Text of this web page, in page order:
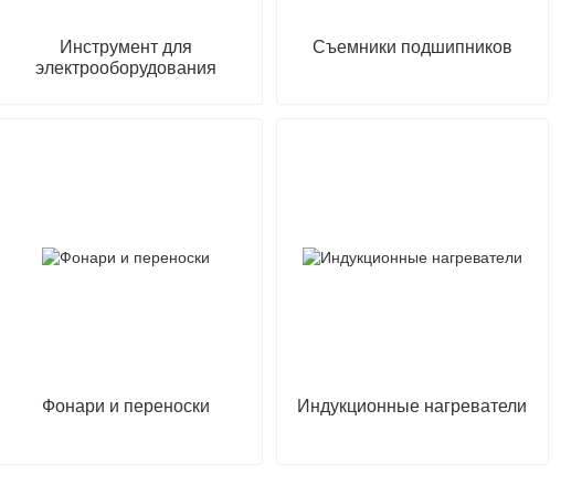
Инструмент для
электрооборудования
Съемники подшипников
Фонари и переноски Индукционные нагреватели